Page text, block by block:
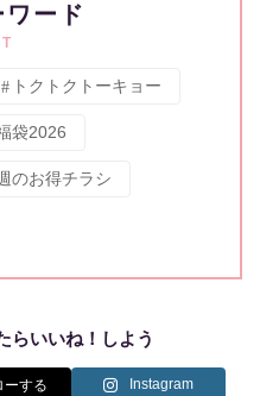
ワード
トクトクトーキョー
袋2026
のお得チラシ
らいいね！しよう
Instagram